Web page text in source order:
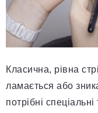
Класична, рівна
ламається або
потрібні спеціальні